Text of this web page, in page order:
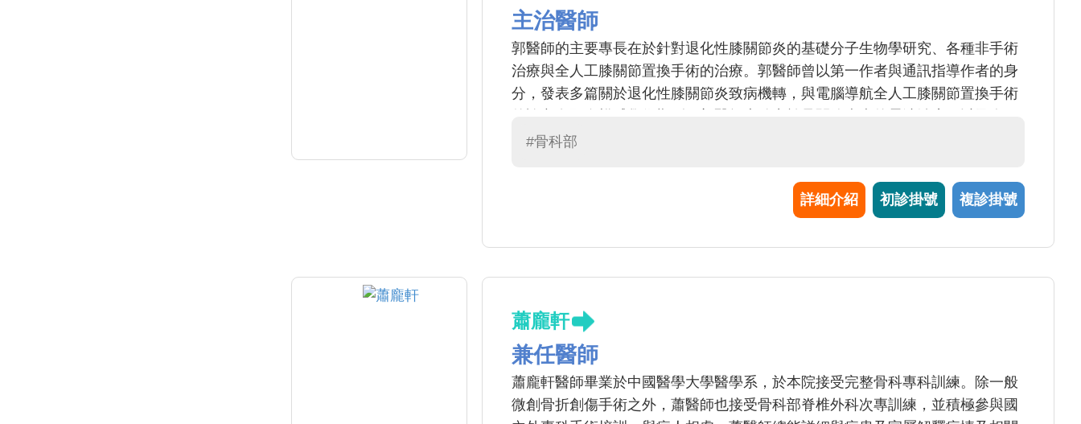
主治醫師
郭醫師的主要專長在於針對退化性膝關節炎的基礎分子生物學研究、各種非手術
治療與全人工膝關節置換手術的治療。郭醫師曾以第一作者與通訊指導作者的身
分，發表多篇關於退化性膝關節炎致病機轉，與電腦導航全人工膝關節置換手術
智慧在診斷骨關節疾病之運用。 郭醫師視病猶親，珍惜每一位病友的託付，期待
#骨科部
詳細介紹 初診掛號 複診掛號
蕭龐軒
兼任醫師
蕭龐軒醫師畢業於中國醫學大學醫學系，於本院接受完整骨科專科訓練。除一般
微創骨折創傷手術之外，蕭醫師也接受骨科部脊椎外科次專訓練，並積極參與國